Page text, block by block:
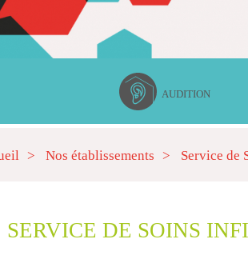
AUDITION
Nos établissements Service de
SERVICE DE SOINS